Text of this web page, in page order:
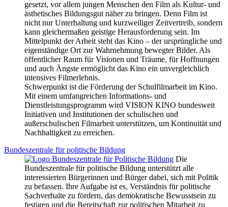
gesetzt, vor allem jungen Menschen den Film als Kultur- und
ästhetisches Bildungsgut näher zu bringen. Denn Film ist
nicht nur Unterhaltung und kurzweiliger Zeitvertreib, sondern
kann gleichermaßen geistige Herausforderung sein. Im
Mittelpunkt der Arbeit steht das Kino – der ursprüngliche und
eigenständige Ort zur Wahrnehmung bewegter Bilder. Als
öffentlicher Raum für Visionen und Träume, für Hoffnungen
und auch Ängste ermöglicht das Kino ein unvergleichlich
intensives Filmerlebnis.
Schwerpunkt ist die Förderung der Schulfilmarbeit im Kino.
Mit einem umfangreichen Informations- und
Dienstleistungsprogramm wird VISION KINO bundesweit
Initiativen und Institutionen der schulischen und
außerschulischen Filmarbeit unterstützen, um Kontinuität und
Nachhaltigkeit zu erreichen.
Bundeszentrale für politische Bildung
Die
Bundeszentrale für politische Bildung unterstützt alle
interessierten Bürgerinnen und Bürger dabei, sich mit Politik
zu befassen. Ihre Aufgabe ist es, Verständnis für politische
Sachverhalte zu fördern, das demokratische Bewusstsein zu
festigen und die Bereitschaft zur politischen Mitarbeit zu